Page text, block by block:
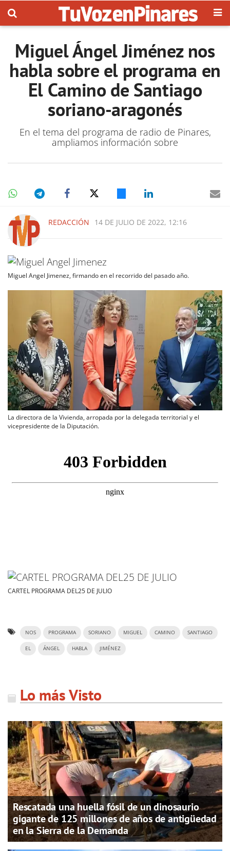
Miguel Ángel Jiménez nos
habla sobre el programa en
El Camino de Santiago
soriano-aragonés
En el tema del programa de radio de Pinares,
ampliamos información sobre
REDACCIÓN 14 DE JULIO DE 2022, 12:16
Miguel Angel Jimenez, firmando en el recorrido del pasado año.
La directora de la Vivienda, arropada por la delegada territorial y el
vicepresidente de la Diputación.
CARTEL PROGRAMA DEL25 DE JULIO
NOS PROGRAMA SORIANO MIGUEL CAMINO SANTIAGO
EL ÁNGEL HABLA JIMÉNEZ
Lo más Visto
Rescatada una huella fósil de un dinosaurio
gigante de 125 millones de años de antigüedad
en la Sierra de la Demanda